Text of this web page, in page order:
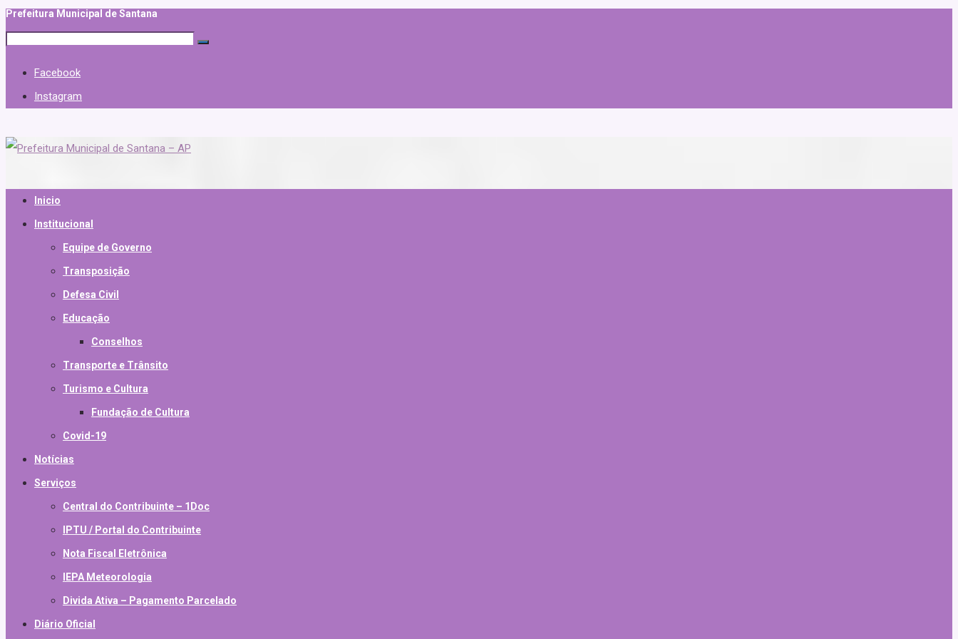
Prefeitura Municipal de Santana
Facebook
Instagram
Inicio
Institucional
Equipe de Governo
Transposição
Defesa Civil
Educação
Conselhos
Transporte e Trânsito
Turismo e Cultura
Fundação de Cultura
Covid-19
Notícias
Serviços
Central do Contribuinte – 1Doc
IPTU / Portal do Contribuinte
Nota Fiscal Eletrônica
IEPA Meteorologia
Divida Ativa – Pagamento Parcelado
Diário Oficial